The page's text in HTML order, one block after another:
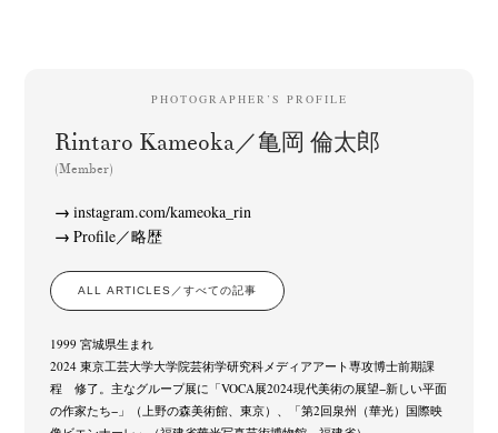
PHOTOGRAPHER’S PROFILE
Rintaro Kameoka／亀岡 倫太郎
(Member)
instagram.com/kameoka_rin
Profile／略歴
ALL ARTICLES／すべての記事
1999 宮城県生まれ
2024 東京工芸大学大学院芸術学研究科メディアアート専攻博士前期課
程 修了。主なグループ展に「VOCA展2024現代美術の展望−新しい平面
の作家たち−」（上野の森美術館、東京）、「第2回泉州（華光）国際映